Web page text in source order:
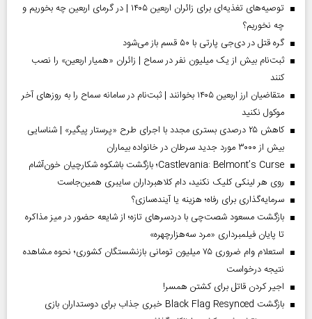
توصیه‌های تغذیه‌ای برای زائران اربعین ۱۴۰۵ | در گرمای اربعین چه بخوریم و
چه نخوریم؟
گره قتل در دی‌جی پارتی با ۵۰ قسم باز می‌شود
ثبت‌نام بیش از یک میلیون نفر در سماح | زائران «همیار اربعین» را نصب
کنند
متقاضیان ارز اربعین ۱۴۰۵ بخوانند | ثبت‌نام در سامانه سماح را به روز‌های آخر
موکول نکنید
کاهش ۲۵ درصدی بستری مجدد با اجرای طرح «پرستار پیگیر» | شناسایی
بیش از ۳۰۰۰ مورد جدید سرطان در خانواده بیماران
Castlevania: Belmont’s Curse؛ بازگشت باشکوه شکارچیان خون‌آشام
روی هر لینکی کلیک نکنید، دام کلاهبرداران سایبری همین‌جاست
سرمایه‌گذاری برای رفاه؛ هزینه یا آینده‌سازی؟
بازگشت مسعود شصت‌چی با دردسر‌های تازه؛ از شایعه حضور در میز مذاکره
تا پایان فیلمبرداری «مرد سه‌هزارچهره»
استعلام وام ضروری ۷۵ میلیون تومانی بازنشستگان کشوری؛ نحوه مشاهده
نتیجه درخواست
اجیر کردن قاتل برای کشتن همسر!
بازگشت Black Flag Resynced خبری جذاب برای دوستداران بازی